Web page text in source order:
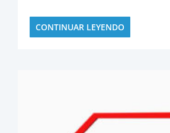
CONTINUAR LEYENDO